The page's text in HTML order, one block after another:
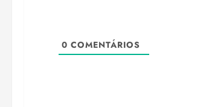
0 COMENTÁRIOS